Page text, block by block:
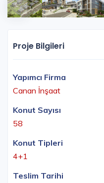
Proje Bilgileri
Yapımcı Firma
Canan İnşaat
Konut Sayısı
58
Konut Tipleri
4+1
Teslim Tarihi